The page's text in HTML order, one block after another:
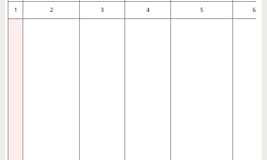
1 2 3 4 5 6